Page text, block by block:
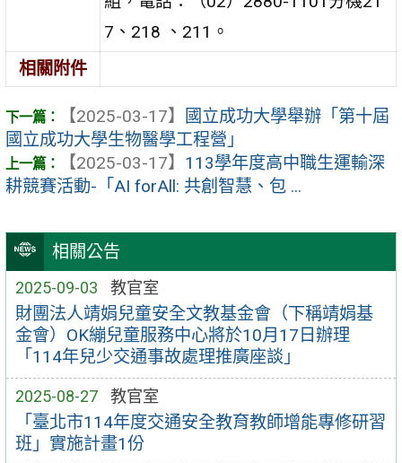
相關公告
2025-09-03 教官室
財團法人靖娟兒童安全文教基金會（下稱靖娟基
金會）OK繃兒童服務中心將於10月17日辦理
「114年兒少交通事故處理推廣座談」
2025-08-27 教官室
「臺北市114年度交通安全教育教師增能專修研習
班」實施計畫1份
7、218 、211。
相關附件
【2025-03-17】
國立成功大學舉辦「第十屆
國立成功大學生物醫學工程營」
【2025-03-17】 113學年度高中職生運輸深
耕競賽活動-「AI forAll: 共創智慧、包 ...